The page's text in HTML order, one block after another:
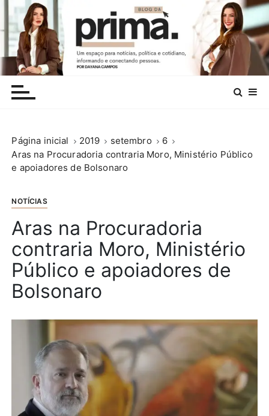
Página inicial 2019 setembro
6
Aras na Procuradoria contraria Moro, Ministério Público
e apoiadores de Bolsonaro
NOTÍCIAS
Aras na Procuradoria
contraria Moro, Ministério
Público e apoiadores de
Bolsonaro